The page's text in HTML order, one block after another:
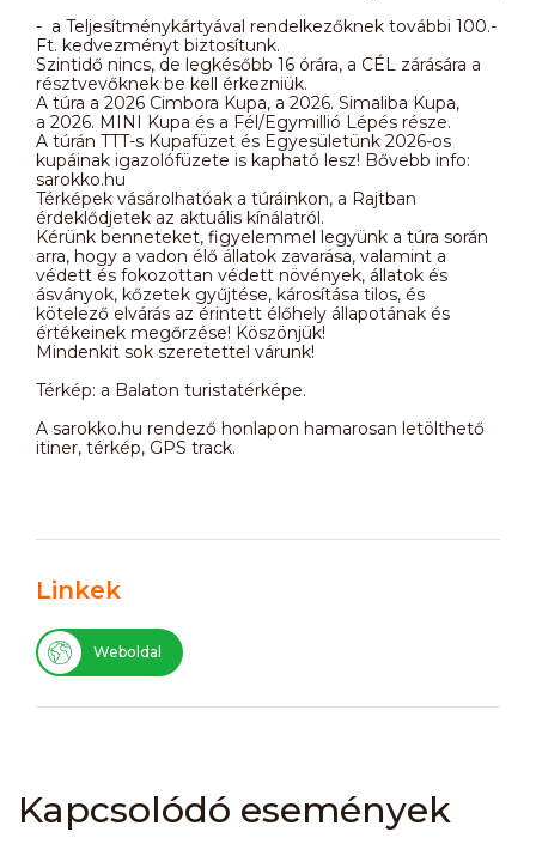
- a Teljesítménykártyával rendelkezőknek további 100.-
Ft. kedvezményt biztosítunk.
Szintidő nincs, de legkésőbb 16 órára, a CÉL zárására a
résztvevőknek be kell érkezniük.
A túra a 2026 Cimbora Kupa, a 2026. Simaliba Kupa,
a 2026. MINI Kupa és a Fél/Egymillió Lépés része.
A túrán TTT-s Kupafüzet és Egyesületünk 2026-os
kupáinak igazolófüzete is kapható lesz! Bővebb info:
sarokko.hu
Térképek vásárolhatóak a túráinkon, a Rajtban
érdeklődjetek az aktuális kínálatról.
Kérünk benneteket, figyelemmel legyünk a túra során
arra, hogy a vadon élő állatok zavarása, valamint a
védett és fokozottan védett növények, állatok és
ásványok, kőzetek gyűjtése, károsítása tilos, és
kötelező elvárás az érintett élőhely állapotának és
értékeinek megőrzése! Köszönjük!
Mindenkit sok szeretettel várunk!
Térkép: a Balaton turistatérképe.
A sarokko.hu rendező honlapon hamarosan letölthető
itiner, térkép, GPS track.
Linkek
Weboldal
Kapcsolódó események